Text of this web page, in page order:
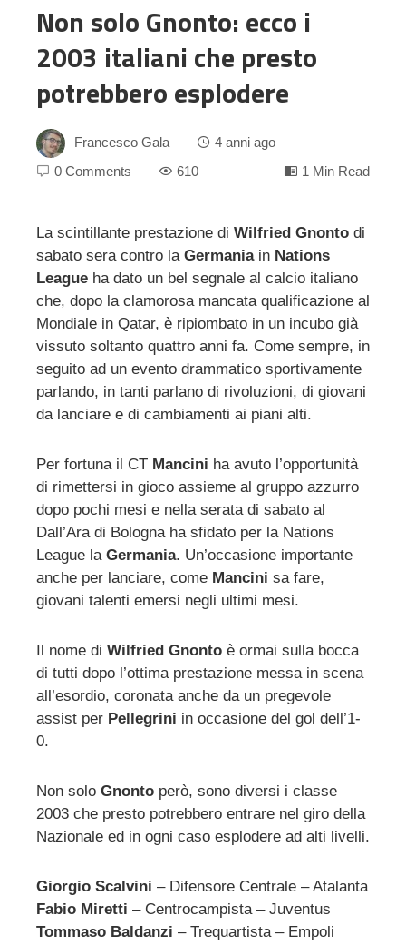
Non solo Gnonto: ecco i
2003 italiani che presto
potrebbero esplodere
Francesco Gala
4 anni ago
0 Comments
610 1 Min Read
La scintillante prestazione di Wilfried Gnonto di
sabato sera contro la Germaniain Nations
League ha dato un bel segnale al calcio italiano
che, dopo la clamorosa mancata qualificazione al
Mondiale in Qatar, è ripiombato in un incubo già
vissuto soltanto quattro anni fa. Come sempre, in
seguito ad un evento drammatico sportivamente
parlando, in tanti parlano di rivoluzioni, di giovani
da lanciare e di cambiamenti ai piani alti.
Per fortuna il CT Mancini ha avuto l’opportunità
di rimettersi in gioco assieme al gruppo azzurro
dopo pochi mesi e nella serata di sabato al
Dall’Ara di Bologna ha sfidato per la Nations
League la Germania. Un’occasione importante
anche per lanciare, come Mancini sa fare,
giovani talenti emersi negli ultimi mesi.
Il nome di Wilfried Gnonto è ormai sulla bocca
di tutti dopo l’ottima prestazione messa in scena
all’esordio, coronata anche da un pregevole
assist per Pellegrini in occasione del gol dell’1-
0.
Non solo Gnonto però, sono diversi i classe
2003 che presto potrebbero entrare nel giro della
Nazionale ed in ogni caso esplodere ad alti livelli.
Giorgio Scalvini – Difensore Centrale – Atalanta
Fabio Miretti – Centrocampista – Juventus
Tommaso Baldanzi – Trequartista – Empoli